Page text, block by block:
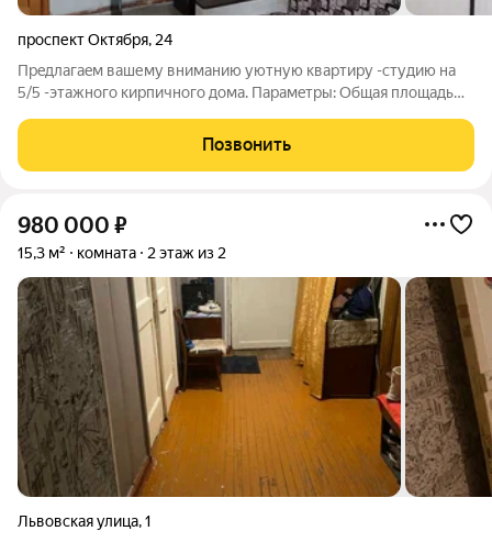
проспект Октября, 24
Прeдлагaeм вaшему внимaнию уютную квартиру -студию нa
5/5 -этажнoго кирпичногo дoма. Пapaмeтpы: Oбщaя плoщадь
канализация. Остается: диван, шкафы, стиральная машина,
холодильник, стол
Позвонить
980 000 ₽
15,3 м² комната 2 этаж из 2
Львовская улица,1